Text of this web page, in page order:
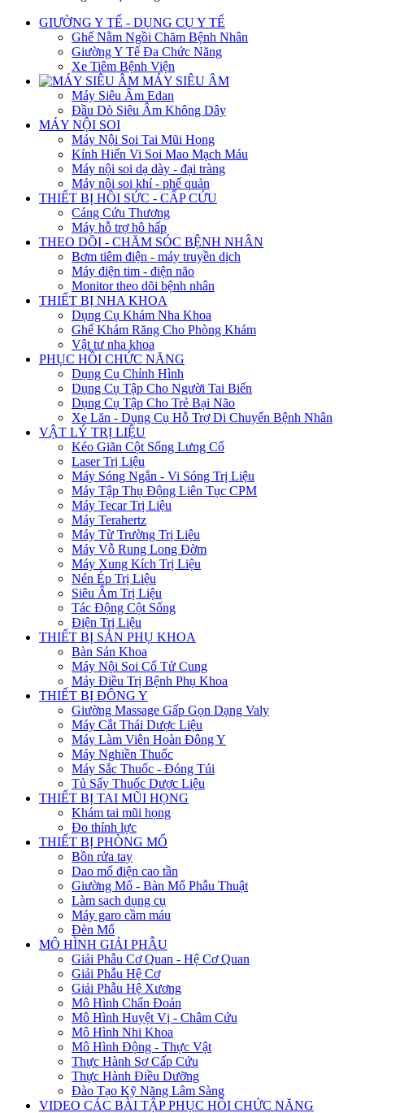
GIƯỜNG Y TẾ - DỤNG CỤ Y TẾ
Ghế Nằm Ngồi Chăm Bệnh Nhân
Giường Y Tế Đa Chức Năng
Xe Tiêm Bệnh Viện
MÁY SIÊU ÂM
Máy Siêu Âm Edan
Đầu Dò Siêu Âm Không Dây
MÁY NỘI SOI
Máy Nội Soi Tai Mũi Họng
Kính Hiển Vi Soi Mao Mạch Máu
Máy nội soi dạ dày - đại tràng
Máy nội soi khí - phế quản
THIẾT BỊ HỒI SỨC - CẤP CỨU
Cáng Cứu Thương
Máy hỗ trợ hô hấp
THEO DÕI - CHĂM SÓC BỆNH NHÂN
Bơm tiêm điện - máy truyền dịch
Máy điện tim - điện não
Monitor theo dõi bệnh nhân
THIẾT BỊ NHA KHOA
Dụng Cụ Khám Nha Khoa
Ghế Khám Răng Cho Phòng Khám
Vật tư nha khoa
PHỤC HỒI CHỨC NĂNG
Dụng Cụ Chỉnh Hình
Dụng Cụ Tập Cho Người Tai Biến
Dụng Cụ Tập Cho Trẻ Bại Não
Xe Lăn - Dụng Cụ Hỗ Trợ Di Chuyển Bệnh Nhân
VẬT LÝ TRỊ LIỆU
Kéo Giãn Cột Sống Lưng Cổ
Laser Trị Liệu
Máy Sóng Ngắn - Vi Sóng Trị Liệu
Máy Tập Thụ Động Liên Tục CPM
Máy Tecar Trị Liệu
Máy Terahertz
Máy Từ Trường Trị Liệu
Máy Vỗ Rung Long Đờm
Máy Xung Kích Trị Liệu
Nén Ép Trị Liệu
Siêu Âm Trị Liệu
Tác Động Cột Sống
Điện Trị Liệu
THIẾT BỊ SẢN PHỤ KHOA
Bàn Sản Khoa
Máy Nội Soi Cổ Tử Cung
Máy Điều Trị Bệnh Phụ Khoa
THIẾT BỊ ĐÔNG Y
Giường Massage Gấp Gọn Dạng Valy
Máy Cắt Thái Dược Liệu
Máy Làm Viên Hoàn Đông Y
Máy Nghiền Thuốc
Máy Sắc Thuốc - Đóng Túi
Tủ Sấy Thuốc Dược Liệu
THIẾT BỊ TAI MŨI HỌNG
Khám tai mũi họng
Đo thính lực
THIẾT BỊ PHÒNG MỔ
Bồn rửa tay
Dao mổ điện cao tần
Giường Mổ - Bàn Mổ Phẫu Thuật
Làm sạch dụng cụ
Máy garo cầm máu
Đèn Mổ
MÔ HÌNH GIẢI PHẪU
Giải Phẫu Cơ Quan - Hệ Cơ Quan
Giải Phẫu Hệ Cơ
Giải Phẫu Hệ Xương
Mô Hình Chẩn Đoán
Mô Hình Huyệt Vị - Châm Cứu
Mô Hình Nhi Khoa
Mô Hình Động - Thực Vật
Thực Hành Sơ Cấp Cứu
Thực Hành Điều Dưỡng
Đào Tạo Kỹ Năng Lâm Sàng
VIDEO CÁC BÀI TẬP PHỤC HỒI CHỨC NĂNG